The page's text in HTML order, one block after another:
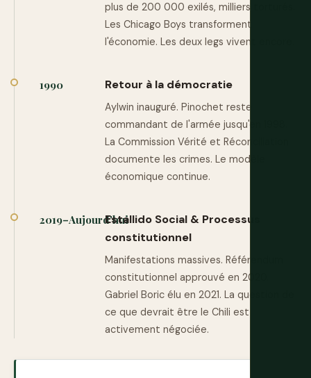
plus de 200 000 exilés, milliers torturés.
Les Chicago Boys transforment
l'économie. Les deux legs vivent encore.
1990 Retour à la démocratie
Aylwin inauguré. Pinochet reste
commandant de l'armée jusqu'en 1998.
La Commission Vérité et Réconciliation
documente les crimes. Le modèle
économique continue.
2019–Aujourd'huiEstallido Social & Processus
constitutionnel
Manifestations massives. Référendum
constitutionnel approuvé en 2020.
Gabriel Boric élu en 2021. La question de
ce que devrait être le Chili est
activement négociée.